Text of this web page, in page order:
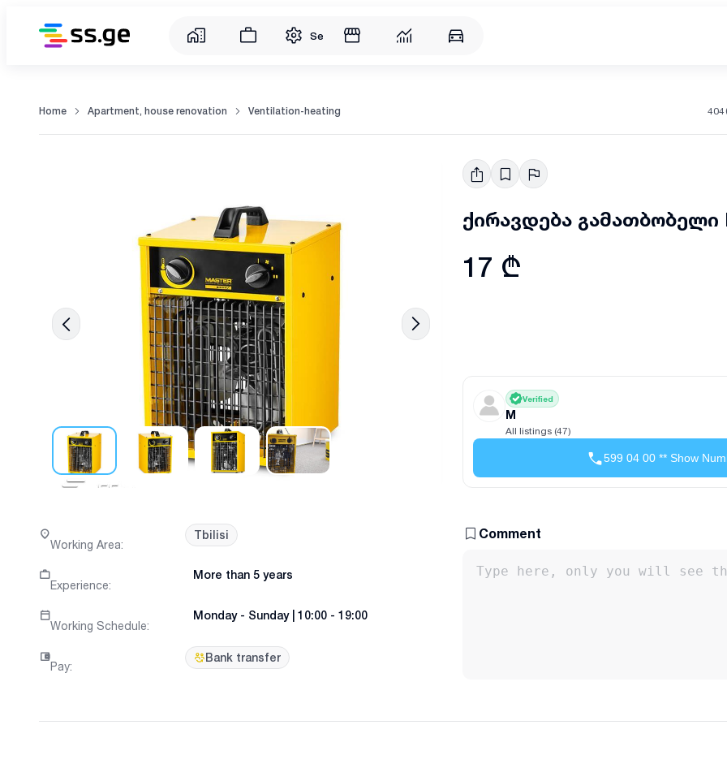
Service
Home Apartment, house renovation Ventilation-heating 404
ქირავდება გამათბობელი
17 ₾
Verified
M
All listings (47)
599 04 00 ** Show
Working Area:
Tbilisi
Experience:
More than 5 years
Working Schedule:
Monday- Sunday| 10:00 - 19:00
Pay:
Bank transfer
Comment